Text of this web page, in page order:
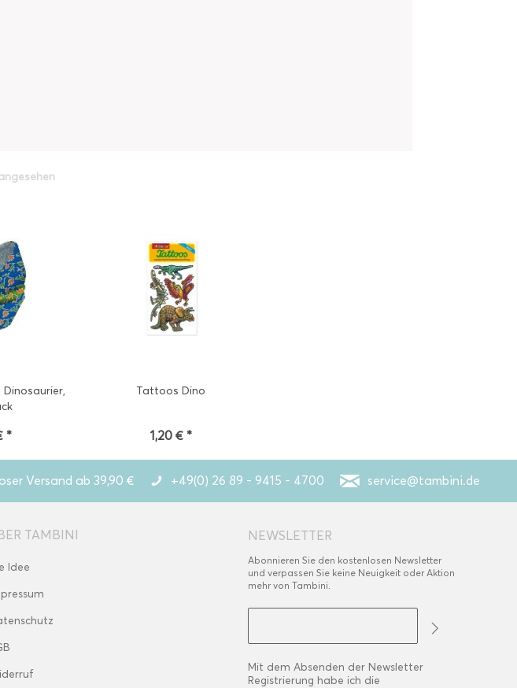
*
Tattoos Dino
1,20 € *
Versand ab 39,90 € +49(0) 26 89 - 9415 - 4700 service@tambini.de
TAMBINI
Idee
NEWSLETTER
Abonnieren Sie den kostenlosen Newsletter
und verpassen Sie keine Neuigkeit oder Aktion
mehr von Tambini.
Mit dem Absenden der Newsletter
Registrierung habe ich die